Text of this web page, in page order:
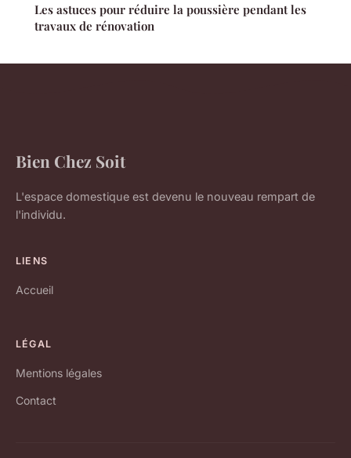
Les astuces pour réduire la poussière pendant les
travaux de rénovation
Bien Chez Soit
L'espace domestique est devenu le nouveau rempart de
l'individu.
LIENS
Accueil
LÉGAL
Mentions légales
Contact